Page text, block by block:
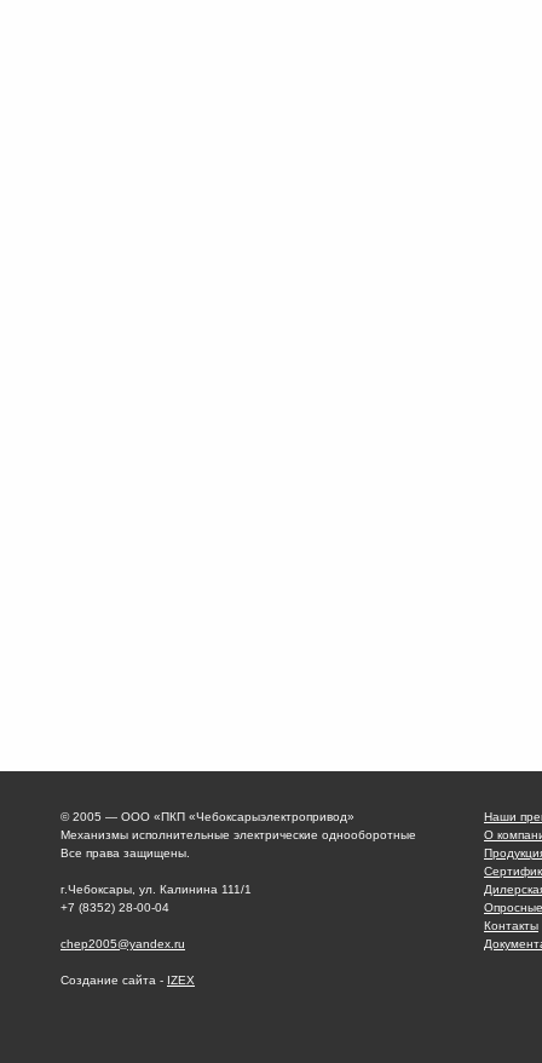
© 2005 — ООО «ПКП «Чебоксарыэлектропривод»
Механизмы исполнительные электрические однооборотные
Все права защищены.
г.Чебоксары, ул. Калинина 111/1
+7 (8352) 28-00-04
chep2005@yandex.ru
Создание сайта - IZEX
Наши
О
Контакты